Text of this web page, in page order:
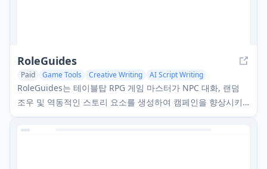
RoleGuides
Paid Game Tools Creative Writing AI Script Writing
RoleGuides는 테이블탑 RPG 게임 마스터가 NPC 대화, 랜덤
조우 및 역동적인 스토리 요소를 생성하여 캠페인을 향상시키
는 데 도움을 주는 AI 기반 게임 마스터 보조 도구입니다